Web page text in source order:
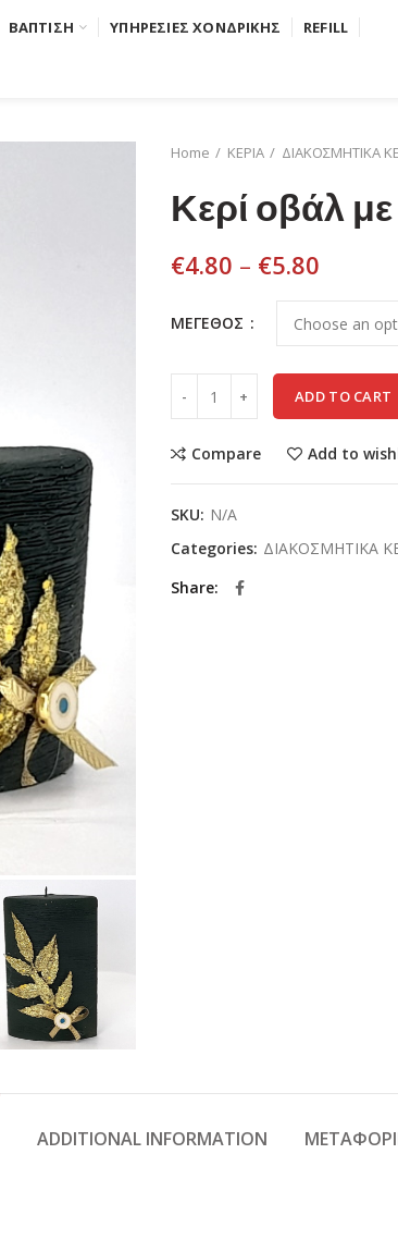
ΒΑΠΤΙΣΗ ΥΠΗΡΕΣΙΕΣ ΧΟΝΔΡΙΚΗΣ REFILL
Home ΚΕΡΙΑ ΔΙΑΚΟΣΜΗΤΙΚΑ
Κερί οβάλ
€4.80 – €5.80
ΜΕΓΕΘΟΣ
ADD TO CART
Compare Add to
SKU: N/A
Categories: ΔΙΑΚΟΣΜΗΤΙΚΑ
Share
ADDITIONAL INFORMATION